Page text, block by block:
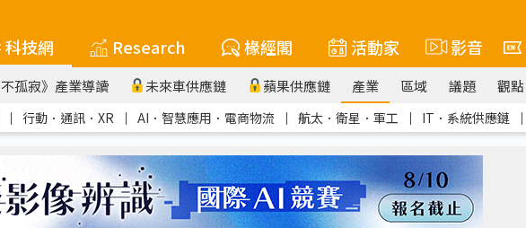
科技網 Research 椽經閣 活動家 影音
不孤寂》產業導讀 未來車供應鏈 蘋果供應鏈 產業 區域 議題 觀點
｜ 行動．通訊．XR ｜ AI．智慧應用．電商物流 ｜ 航太．衛星．軍工 ｜ IT．系統供應鏈 ｜